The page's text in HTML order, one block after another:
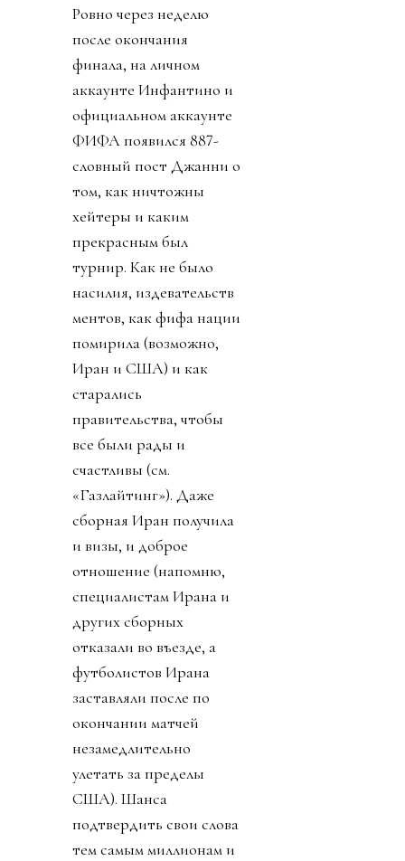
Ровно через неделю
после окончания
финала, на личном
аккаунте Инфантино и
официальном аккаунте
ФИФА появился 887-
словный пост Джанни о
том, как ничтожны
хейтеры и каким
прекрасным был
турнир. Как не было
насилия, издевательств
ментов, как фифа нации
помирила (возможно,
Иран и США) и как
старались
правительства, чтобы
все были рады и
счастливы (см.
«Газлайтинг»). Даже
сборная Иран получила
и визы, и доброе
отношение (напомню,
специалистам Ирана и
других сборных
отказали во въезде, а
футболистов Ирана
заставляли после по
окончании матчей
незамедлительно
улетать за пределы
США). Шанса
подтвердить свои слова
тем самым миллионам и